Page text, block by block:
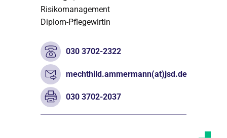
Risikomanagement
Diplom-Pflegewirtin
030 3702-2322
mechthild.ammermann(at)jsd.de
030 3702-2037